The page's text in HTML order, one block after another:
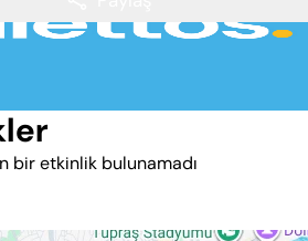
bir etkinlik bulunamadı